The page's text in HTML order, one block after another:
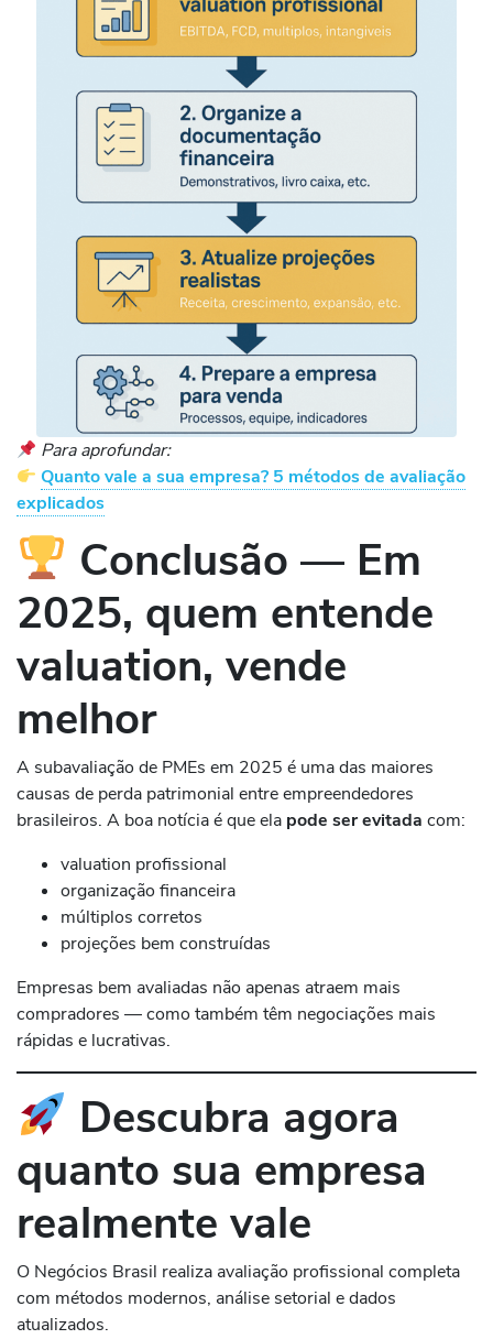
Para aprofundar:
Quanto vale a sua empresa? 5 métodos de avaliação
explicados
Conclusão — Em
2025, quem entende
valuation, vende
melhor
A subavaliação de PMEs em 2025 é uma das maiores
causas de perda patrimonial entre empreendedores
brasileiros. A boa notícia é que ela pode ser evitada com:
valuation profissional
organização financeira
múltiplos corretos
projeções bem construídas
Empresas bem avaliadas não apenas atraem mais
compradores — como também têm negociações mais
rápidas e lucrativas.
Descubra agora
quanto sua empresa
realmente vale
O Negócios Brasil realiza avaliação profissional completa
com métodos modernos, análise setorial e dados
atualizados.